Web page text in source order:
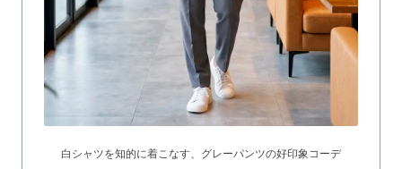
白シャツを知的に着こなす、グレーパンツの好印象コーデ